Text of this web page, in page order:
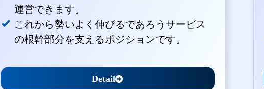
運営できます。
これから勢いよく伸びるであろうサービス
の根幹部分を支えるポジションです。
Detail